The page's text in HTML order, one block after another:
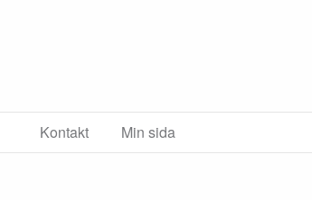
Kontakt Min sida